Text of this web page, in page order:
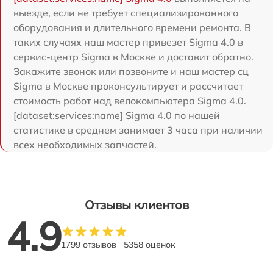
выезде, если не требует специализированного
оборудования и длительного времени ремонта. В
таких случаях наш мастер привезет Sigma 4.0 в
сервис-центр Sigma в Москве и доставит обратно.
Закажите звонок или позвоните и наш мастер сц
Sigma в Москве проконсультирует и рассчитает
стоимость работ над велокомпьютера Sigma 4.0.
[dataset:services:name] Sigma 4.0 по нашей
статистике в среднем занимает 3 часа при наличии
всех необходимых запчастей.
Отзывы клиентов
4.91799 отзывов 5358 оценок